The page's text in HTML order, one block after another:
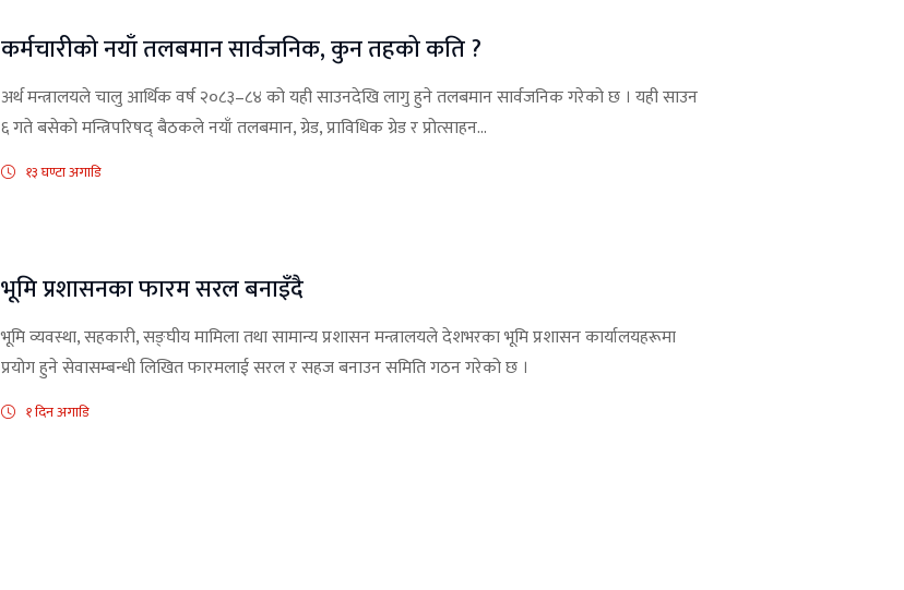
कर्मचारीको नयाँ तलबमान सार्वजनिक, कुन तहको कति ?
अर्थ मन्त्रालयले चालु आर्थिक वर्ष २०८३–८४ को यही साउनदेखि लागु हुने तलबमान सार्वजनिक गरेको छ । यही साउन
६ गते बसेको मन्त्रिपरिषद् बैठकले नयाँ तलबमान, ग्रेड, प्राविधिक ग्रेड र प्रोत्साहन...
१३ घण्टा अगाडि
भूमि प्रशासनका फारम सरल बनाइँदै
भूमि व्यवस्था, सहकारी, सङ्घीय मामिला तथा सामान्य प्रशासन मन्त्रालयले देशभरका भूमि प्रशासन कार्यालयहरूमा
प्रयोग हुने सेवासम्बन्धी लिखित फारमलाई सरल र सहज बनाउन समिति गठन गरेको छ ।
१ दिन अगाडि